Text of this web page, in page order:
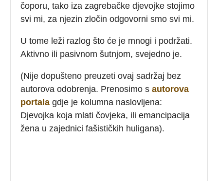
čoporu, tako iza zagrebačke djevojke stojimo
svi mi, za njezin zločin odgovorni smo svi mi.
U tome leži razlog što će je mnogi i podržati.
Aktivno ili pasivnom šutnjom, svejedno je.
(Nije dopušteno preuzeti ovaj sadržaj bez
autorova odobrenja. Prenosimo sautorova
portala gdje je kolumna naslovljena:
Djevojka koja mlati čovjeka, ili emancipacija
žena u zajednici fašističkih huligana).